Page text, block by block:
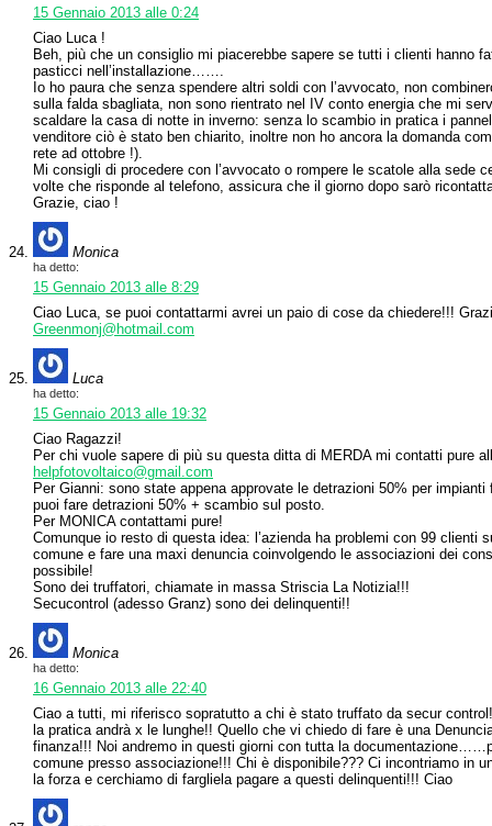
15 Gennaio 2013 alle 0:24
Ciao Luca !
Beh, più che un consiglio mi piacerebbe sapere se tutti i clienti hanno
pasticci nell’installazione…….
Io ho paura che senza spendere altri soldi con l’avvocato, non
sulla falda sbagliata, non sono rientrato nel IV conto energia che mi
scaldare la casa di notte in inverno: senza lo scambio in pratica i
venditore ciò è stato ben chiarito, inoltre non ho ancora la domanda
rete ad ottobre !).
Mi consigli di procedere con l’avvocato o rompere le scatole alla sede
volte che risponde al telefono, assicura che il giorno dopo sarò
Grazie, ciao !
Monica
ha detto:
15 Gennaio 2013 alle 8:29
Ciao Luca, se puoi contattarmi avrei un paio di cose da chiedere!!!
Greenmonj@hotmail.com
Luca
ha detto:
15 Gennaio 2013 alle 19:32
Ciao Ragazzi!
Per chi vuole sapere di più su questa ditta di MERDA mi contatti pure
helpfotovoltaico@gmail.com
Per Gianni: sono state appena approvate le detrazioni 50% per
puoi fare detrazioni 50% + scambio sul posto.
Per MONICA contattami pure!
Comunque io resto di questa idea: l’azienda ha problemi con 99 clienti
comune e fare una maxi denuncia coinvolgendo le associazioni dei
possibile!
Sono dei truffatori, chiamate in massa Striscia La Notizia!!!
Secucontrol (adesso Granz) sono dei delinquenti!!
Monica
ha detto:
16 Gennaio 2013 alle 22:40
Ciao a tutti, mi riferisco sopratutto a chi è stato truffato da secur
la pratica andrà x le lunghe!! Quello che vi chiedo di fare è una
finanza!!! Noi andremo in questi giorni con tutta la
comune presso associazione!!! Chi è disponibile??? Ci incontriamo in
la forza e cerchiamo di fargliela pagare a questi delinquenti!!! Ciao